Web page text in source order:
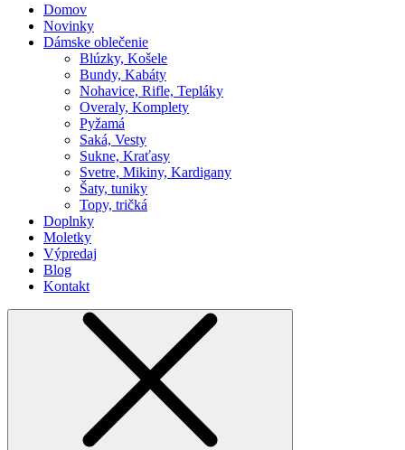
Domov
Novinky
Dámske oblečenie
Blúzky, Košele
Bundy, Kabáty
Nohavice, Rifle, Tepláky
Overaly, Komplety
Pyžamá
Saká, Vesty
Sukne, Kraťasy
Svetre, Mikiny, Kardigany
Šaty, tuniky
Topy, tričká
Doplnky
Moletky
Výpredaj
Blog
Kontakt